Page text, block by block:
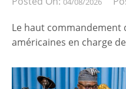
Le haut commandement
américaines en charge